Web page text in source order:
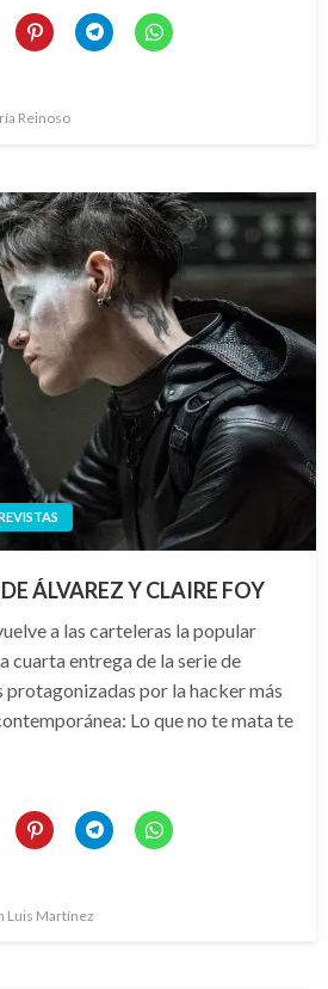
Reinoso
ÁLVAREZ Y CLAIRE FOY
a las carteleras la popular
cuarta entrega de la serie de
protagonizadas por la hacker más
Lo que no te mata te
Luis Martínez